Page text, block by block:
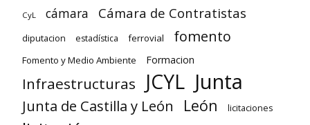
CyL cámara Cámara de Contratistas
diputacion estadística ferrovial fomento
Fomento y Medio Ambiente Formacion
Infraestructuras JCYL Junta
Junta de Castilla y León León licitaciones